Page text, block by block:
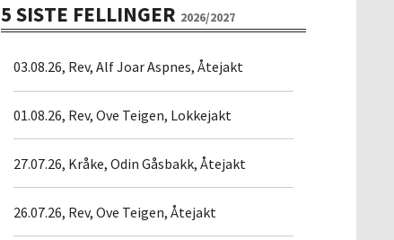
5 SISTE FELLINGER 2026/2027
03.08.26, Rev, Alf Joar Aspnes, Åtejakt
01.08.26, Rev, Ove Teigen, Lokkejakt
27.07.26, Kråke, Odin Gåsbakk, Åtejakt
26.07.26, Rev, Ove Teigen, Åtejakt